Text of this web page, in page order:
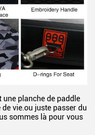
planche de paddle
vie.ou juste passer du
sommes là pour vous